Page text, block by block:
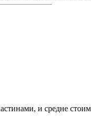
и средне